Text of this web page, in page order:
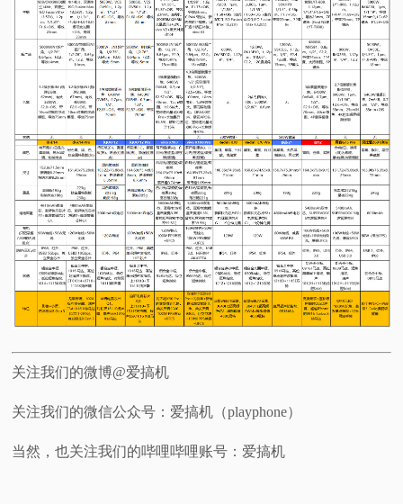
关注我们的微博@爱搞机
关注我们的微信公众号：爱搞机（playphone）
当然，也关注我们的哔哩哔哩账号：爱搞机